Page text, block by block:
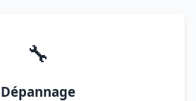
🔧
Dépannage